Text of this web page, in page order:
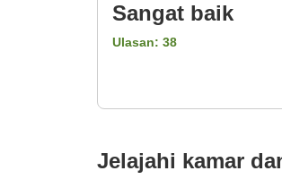
Sangat baik
Ulasan: 38
Jelajahi kamar